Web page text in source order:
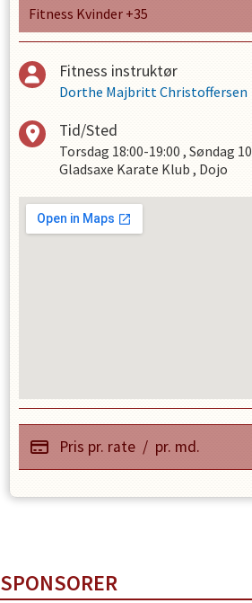
Fitness Kvinder +35
Fitness instruktør
Dorthe Majbritt Christoffersen
Tid/Sted
Torsdag 18:00-19:00 , Søndag
Gladsaxe Karate Klub , Dojo
Pris pr. rate / pr. md.
SPONSORER